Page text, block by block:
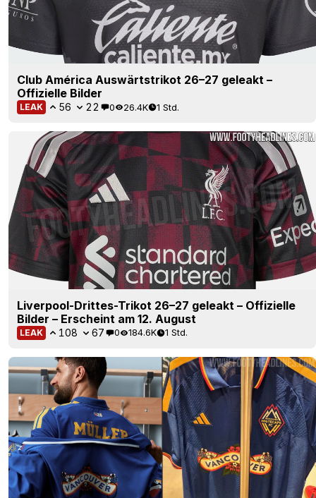
Club América Auswärtstrikot 26–27 geleakt –
Offizielle Bilder
LEAK 56 22 0 26.4K 1 Std.
Liverpool-Drittes-Trikot 26–27 geleakt – Offizielle
Bilder – Erscheint am 12. August
LEAK 108 67 0 184.6K 1 Std.